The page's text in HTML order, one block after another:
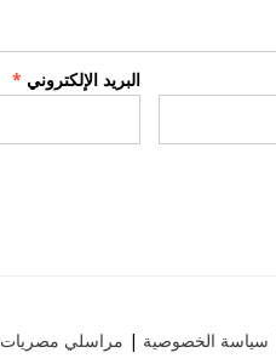
البريد الإلكتروني *
سياسة الخصوصية | مراسلي مصريات